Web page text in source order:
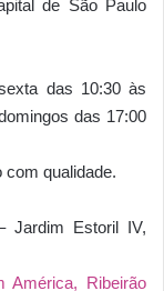
de São Paulo
das 10:30 às
das 17:00
com qualidade.
Jardim Estoril IV,
América, Ribeirão